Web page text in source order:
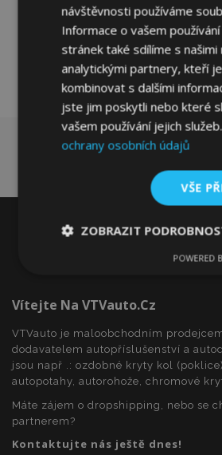
Vítejte Na VTVauto.cz
VTVauto je maloobchodním
dodavatelem autopříslušenství a
jsou např .: ozdobné kryty kol
autopotahy, autorohože, chromové
Máte zájem o dropshipping, nebo se
partnerem?
Kontaktujte nás ještě dnes!
návštěvnosti používáme
Informace o vašem používání
stránek také sdílíme s našimi
analytickými partnery, kteří
kombinovat s dalšími
jste jim poskytli nebo které
vašem používání jejich služeb.
ochrany osobních údajů
VŠE
ZOBRAZIT
Výkonové
Funkční
POWERED